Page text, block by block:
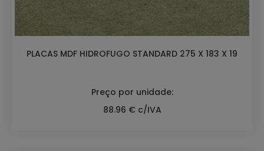
PLACAS MDF HIDROFUGO STANDARD 275 X 183 X 19
Preço por unidade:
88.96 € c/IVA